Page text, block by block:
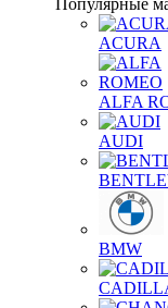
Популярные
ACURA
ALFA
AUDI
BMW